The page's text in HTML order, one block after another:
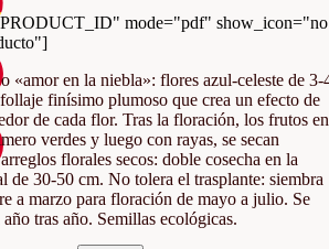
mode="pdf"
«amor en la niebla»: flores azul-celeste de 3-
finísimo plumoso que crea un efecto de
de cada flor. Tras la floración, los frutos en
verdes y luego con rayas, se secan
florales secos: doble cosecha en la
de 30-50 cm. No tolera el trasplante: siembra
a marzo para floración de mayo a julio. Se
tras año. Semillas ecológicas.